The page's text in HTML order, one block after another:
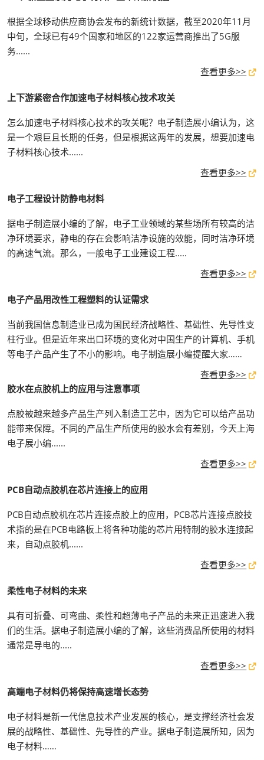
根据全球移动供应商协会发布的新统计数据，截至2020年11月
中旬，全球已有49个国家和地区的122家运营商推出了5G服
务......
查看更多>>
上下游紧密合作加速电子材料核心技术攻关
怎么加速电子材料核心技术的攻关呢？电子制造展小编认为，这
是一个艰巨且长期的任务，但是根据这两年的发展，想要加速电
子材料核心技术......
查看更多>>
电子工程设计防静电材料
据电子制造展小编的了解，电子工业领域的某些场所有较高的洁
净环境要求，静电的存在会影响洁净设施的效能，同时洁净环境
的高速气流。那么，一般电子工业建设工程.....
查看更多>>
电子产品用改性工程塑料的认证需求
当前我国信息制造业已成为国民经济战略性、基础性、先导性支
柱行业。但是近年来出口环境的变化对中国生产的计算机、手机
等电子产品产生了不小的影响。电子制造展小编提醒大家……
查看更多>>
胶水在点胶机上的应用与注意事项
点胶被越来越多产品生产列入制造工艺中，因为它可以给产品功
能带来保障。不同的产品生产所使用的胶水会有差别，今天上海
电子展小编......
查看更多>>
PCB自动点胶机在芯片连接上的应用
PCB自动点胶机在芯片连接点胶上的应用，PCB芯片连接点胶技
术指的是在PCB电路板上将各种功能的芯片用特制的胶水连接起
来，自动点胶机......
查看更多>>
柔性电子材料的未来
具有可折叠、可弯曲、柔性和超薄电子产品的未来正迅速进入我
们的生活。据电子制造展小编的了解，这些消费品所使用的材料
通常是导电的.....
查看更多>>
高端电子材料仍将保持高速增长态势
电子材料是新一代信息技术产业发展的核心，是支撑经济社会发
展的战略性、基础性、先导性的产业。据电子制造展所知，因为
电子材料……